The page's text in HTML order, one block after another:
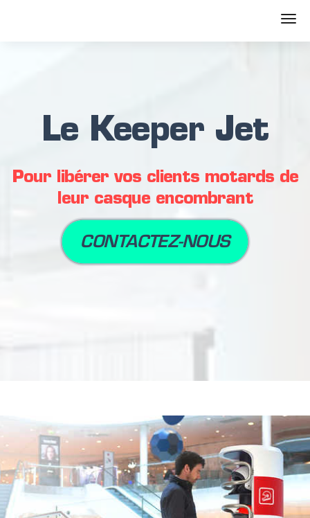
Le Keeper Jet
Pour libérer vos clients motards de
leur casque encombrant
CONTACTEZ-NOUS